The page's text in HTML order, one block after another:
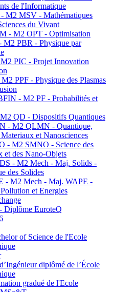
de l'Informatique
M2 MSV - Mathématiques
du Vivant
- M2 OPT - Optimisation
M2 PBR - Physique par
PIC - Projet Innovation
PPF - Physique des Plasmas
- M2 PF - Probabilités et
QD - Dispositifs Quantiques
- M2 QLMN - Quantique,
et Nanosciences
- M2 SMNO - Science des
et des Nano-Objets
- M2 Mech - Maj. Solids -
des Solides
- M2 Mech - Maj. WAPE -
et Energies
Diplôme EuroteQ
of Science de l'Ecole
diplômé de l’École
gradué de l'Ecole